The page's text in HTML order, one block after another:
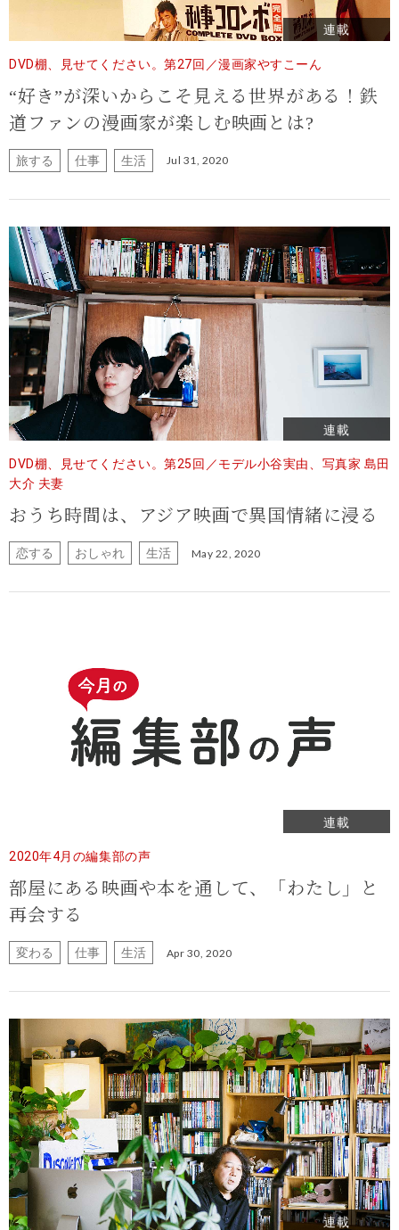
連載
DVD棚、見せてください。第27回／漫画家やすこーん
“好き”が深いからこそ見える世界がある！鉄
道ファンの漫画家が楽しむ映画とは?
旅する 仕事 生活 Jul 31, 2020
連載
DVD棚、見せてください。第25回／モデル小谷実由、写真家 島田
大介 夫妻
おうち時間は、アジア映画で異国情緒に浸る
恋する おしゃれ 生活 May 22, 2020
連載
2020年4月の編集部の声
部屋にある映画や本を通して、
「わたし」と
再会する
変わる 仕事 生活 Apr 30, 2020
連載